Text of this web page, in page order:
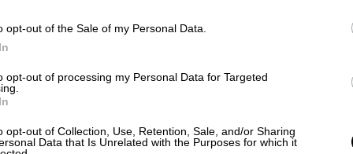
opt-out of the Sale of my Personal Data.
opt-out of processing my Personal Data for Targeted
opt-out of Collection, Use, Retention, Sale, and/or Sharing
Data that Is Unrelated with the Purposes for which it